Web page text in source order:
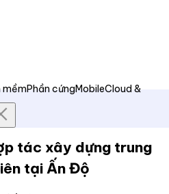
mềmPhần cứngMobileCloud &
tác xây dựng trung
tại Ấn Độ